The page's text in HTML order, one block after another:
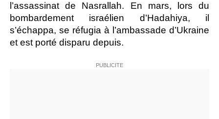
l’assassinat de Nasrallah. En mars, lors du
bombardement israélien d’Hadahiya, il
s’échappa, se réfugia à l’ambassade d’Ukraine
et est porté disparu depuis.